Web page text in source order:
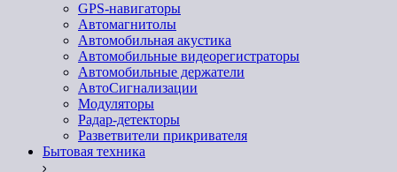
GPS-навигаторы
Автомагнитолы
Автомобильная акустика
Автомобильные видеорегистраторы
Автомобильные держатели
АвтоСигнализации
Модуляторы
Радар-детекторы
Разветвители прикривателя
Бытовая техника